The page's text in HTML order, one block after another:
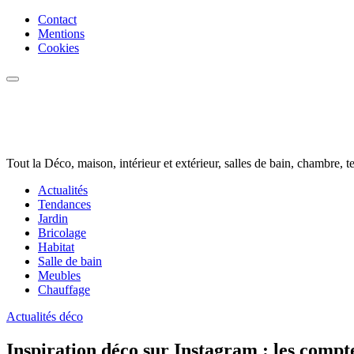
Aller
contenu
Contact
Mentions
Cookies
Tout la Déco, maison, intérieur et extérieur, salles de bain, chambre,
Actualités
Tendances
Jardin
Bricolage
Habitat
Salle de bain
Meubles
Chauffage
Actualités déco